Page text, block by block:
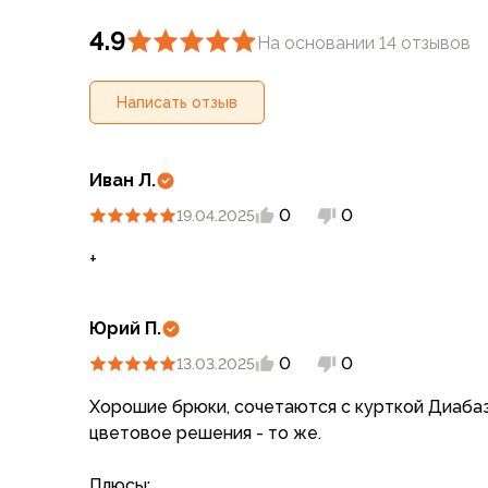
Подушки
Надувные
Самонадувающиеся
Сидушки
Аксессуары
Рюкзаки
Городские
Питьевые системы
Аксессуары
Сумки, кейсы и гермоупаковка
Сумки, баулы
Гермоупаковка
4.9 На основании 14 отзывов
Написать отзыв
Иван Л.
19.04.2025 0 0
+
Юрий П.
13.03.2025 0 0
Хорошие брюки, сочетаются с курткой
цветовое решения - то же.